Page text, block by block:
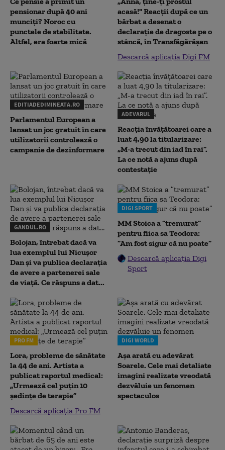
pensionar după 40 ani
munciți? Noroc cu
punctele de stabilitate.
Altfel, era foarte mică
acasă!" Reacţii după ce un
bărbat a desenat o
declaraţie de dragoste pe o
stâncă, în Transfăgărăşan
Descarcă aplicația Digi FM
EDITIADEDIMINEATA.RO
Parlamentul European a
lansat un joc gratuit în care
utilizatorii controlează o
campanie de dezinformare
ADEVARUL
Reacția învățătoarei care a
luat 4,90 la titularizare:
„M-a trecut din iad în rai”.
La ce notă a ajuns după
contestație
GANDUL.RO
Bolojan, întrebat dacă va
lua exemplul lui Nicușor
Dan și va publica declarația
de avere a partenerei sale
de viață. Ce răspuns a dat...
DIGI SPORT
MM Stoica a ”tremurat”
pentru fiica sa Teodora:
”Am fost sigur că nu poate”
Descarcă aplicația Digi
Sport
PRO FM
Lora, probleme de sănătate
la 44 de ani. Artista a
publicat raportul medical:
„Urmează cel puțin 10
ședințe de terapie”
Descarcă aplicația Pro FM
DIGI WORLD
Așa arată cu adevărat
Soarele. Cele mai detaliate
imagini realizate vreodată
dezvăluie un fenomen
spectaculos